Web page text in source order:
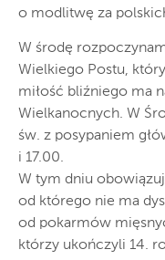
o modlitwę za
W środę
Wielkiego Postu,
miłość bliźniego ma
Wielkanocnych. W
św. z posypaniem
i 17.00.
W tym dniu
od którego nie ma
od pokarmów
którzy ukończyli 14.